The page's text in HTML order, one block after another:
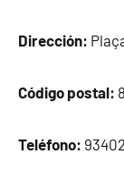
Dirección:
Código postal:
Teléfono: